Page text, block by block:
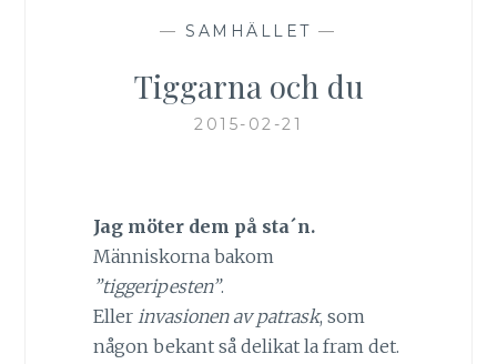
—SAMHÄLLET —
Tiggarna och du
2015-02-21
Jag möter dem på sta´n.
Människorna bakom
”tiggeripesten”.
Eller invasionen av patrask, som
någon bekant så delikat la fram det.